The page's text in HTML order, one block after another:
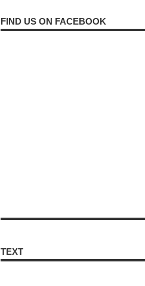
FIND US ON FACEBOOK
TEXT